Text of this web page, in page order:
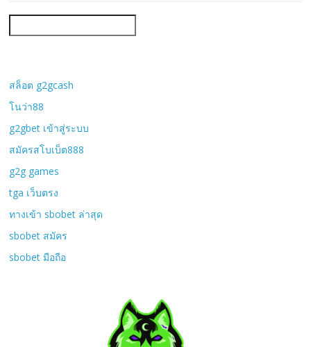
สล็อต g2gcash
โนว่า88
g2gbet เข้าสู่ระบบ
สมัครสโบเบ็ต888
g2g games
tga เว็บตรง
ทางเข้า sbobet ล่าสุด
sbobet สมัคร
sbobet มือถือ